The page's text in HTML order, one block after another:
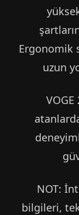
Ergonomik
uzun
NOT:
bilgileri,